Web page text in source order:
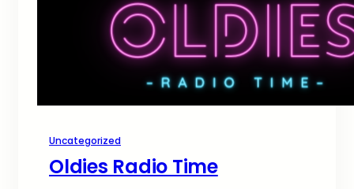
Uncategorized
Oldies Radio Time